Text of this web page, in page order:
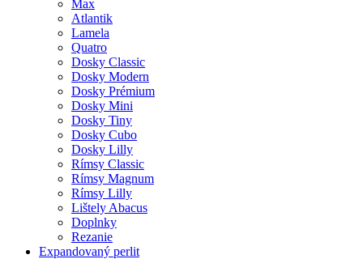
Max
Atlantik
Lamela
Quatro
Dosky Classic
Dosky Modern
Dosky Prémium
Dosky Mini
Dosky Tiny
Dosky Cubo
Dosky Lilly
Rímsy Classic
Rímsy Magnum
Rímsy Lilly
Lištely Abacus
Doplnky
Rezanie
Expandovaný perlit